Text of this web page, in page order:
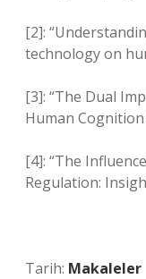
[2]:
technology on
[3]: “The Dual
Human
[4]: “The
Regulation:
Tarih: Makaleler